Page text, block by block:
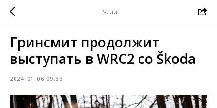
Ралли
Гринсмит продолжит
выступать в WRC2 со Škoda
2024-01-06 09:33